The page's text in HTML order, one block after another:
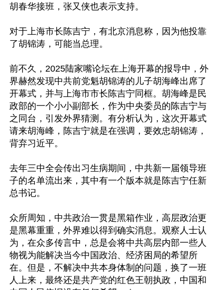
胡春华接班，张又侠也表示支持。
对于上海市长陈吉宁，有北京消息称，因为他投靠
了胡锦涛，可能当总理。
前不久，2025陆家嘴论坛在上海开幕的报导中，外
界赫然发现中共前党魁胡锦涛的儿子胡海峰出席了
开幕式，并与上海市市长陈吉宁同框。胡海峰是民
政部的一个小小副部长，作为中央委员的陈吉宁与
之同台，引发外界猜测。有分析认为，这次开幕式
请来胡海峰，陈吉宁就是在强调，要效忠胡锦涛，
背弃习近平。
去年三中全会传出习生病期间，中共新一届领导班
子的名单流出来，其中有一个版本就是陈吉宁任新
总书记。
众所周知，中共政治一贯是黑箱作业，高层政治更
是黑幕重重，外界难以得到确实消息。观察人士认
为，在众多传言中，总是会将中共高层内部一些人
物视为能解决当今中国政治、经济困局的希望所
在。但是，不解决中共本身体制的问题，换了一班
人上来，最终还是共产党的红色王朝执政，中国和